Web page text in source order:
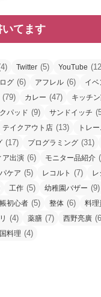
てます
Twitter (5) YouTube
グ (6) アフレル (6) イベ
(79) カレー (47) キッチ
パッド (9) サンドイッチ
テイクアウト店 (13) トレ
(17) プログラミング (31)
ア出演 (6) モニター品紹介
ケア (5) レコルト (7) レ
工作 (5) 幼稚園バザー (9)
初心者 (5) 整体 (6) 料理
(4) 薬膳 (7) 西野亮廣
料理 (4)